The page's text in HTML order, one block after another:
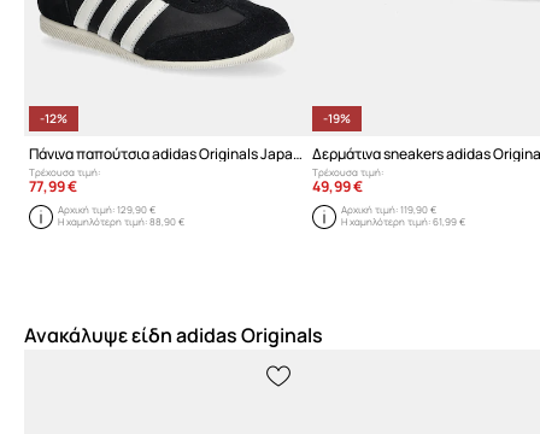
-12%
Πάνινα παπούτσια adidas Originals Japan H W
Τρέχουσα τιμή:
77,99 €
Αρχική τιμή:129,90 €
Η χαμηλότερη τιμή:88,90 €
-19%
Τρέχουσα τιμή:
49,99 €
Αρχική τιμή: 119,90 €
Η χαμηλότερη τιμή: 61,99 €
Ανακάλυψε είδη adidas Originals